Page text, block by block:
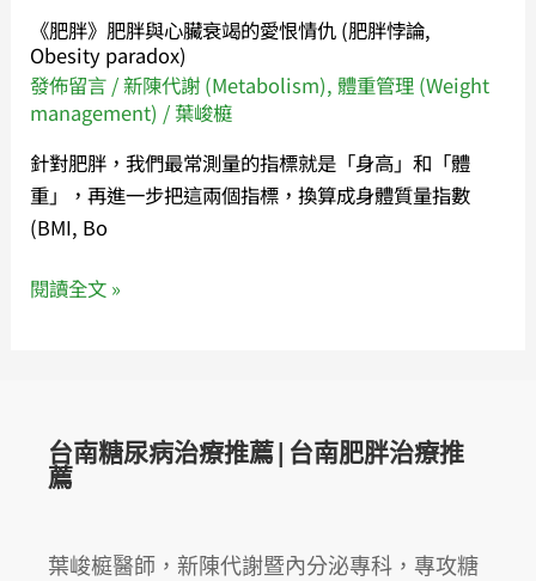
體
脂
肪
率
很
重
要！
《肥胖》肥胖與心臟衰竭的愛恨情仇 (肥胖悖論,
Obesity paradox)
發佈留言 /新陳代謝 (Metabolism),體重管理 (Weight
management) / 葉峻榳
針對肥胖，我們最常測量的指標就是「身高」和「體
重」，再進一步把這兩個指標，換算成身體質量指數
(BMI, Bo
的
愛
恨
仇
(肥
胖
論,
閱讀全文 »
台南糖尿病治療推薦|台南肥胖治療推
薦
葉峻榳醫師，新陳代謝暨內分泌專科，專攻糖